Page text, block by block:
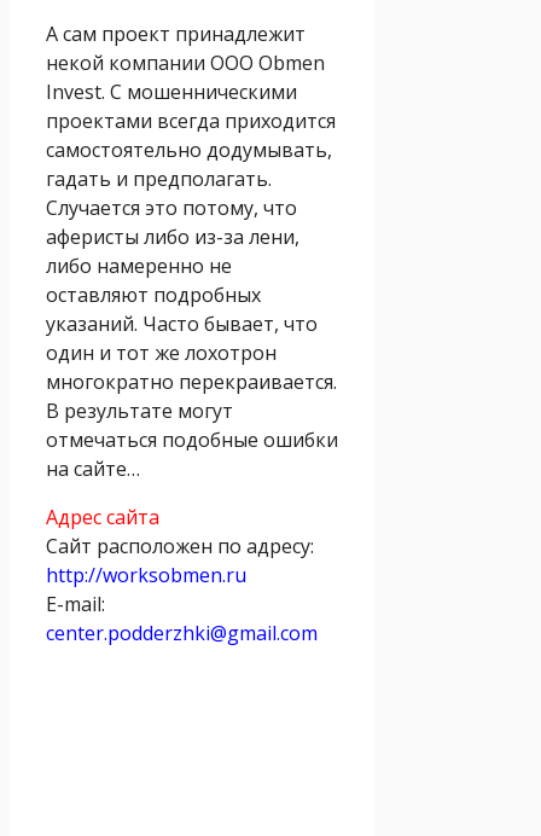
А сам проект принадлежит
некой компании ООО Obmen
Invest. С мошенническими
проектами всегда приходится
самостоятельно додумывать,
гадать и предполагать.
Случается это потому, что
аферисты либо из-за лени,
либо намеренно не
оставляют подробных
указаний. Часто бывает, что
один и тот же лохотрон
многократно перекраивается.
В результате могут
отмечаться подобные ошибки
на сайте…
Адрес сайта
Сайт расположен по адресу:
http://worksobmen.ru
E-mail:
center.podderzhki@gmail.com